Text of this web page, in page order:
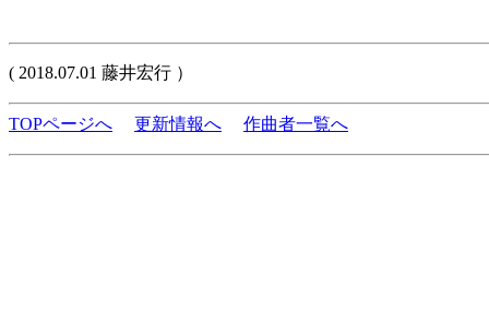
( 2018.07.01 藤井宏行 ）
TOPページへ 更新情報へ 作曲者一覧へ